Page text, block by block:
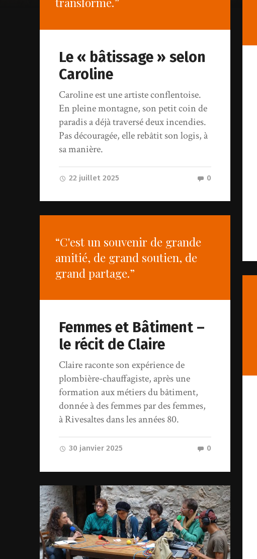
Le « bâtissage » selon
Caroline
Caroline est une artiste conflentoise.
En pleine montagne, son petit coin de
paradis a déjà traversé deux incendies.
Pas découragée, elle rebâtit son logis, à
sa manière.
22 juillet 2025 0
“C'est un souvenir de grande
amitié, de grand soutien, de
grand partage.”
Femmes et Bâtiment –
le récit de Claire
Claire raconte son expérience de
plombière-chauffagiste, après une
formation aux métiers du bâtiment,
donnée à des femmes par des femmes,
à Rivesaltes dans les années 80.
30 janvier 2025 0